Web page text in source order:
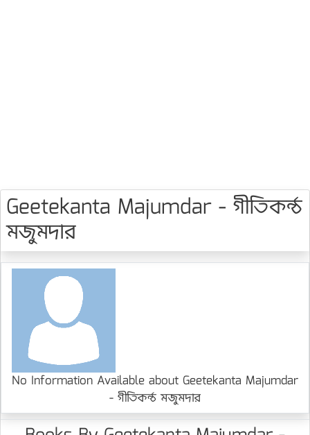
Geetekanta Majumdar - গীতিকন্ঠ
মজুমদার
No Information Available about Geetekanta Majumdar
- গীতিকন্ঠ মজুমদার